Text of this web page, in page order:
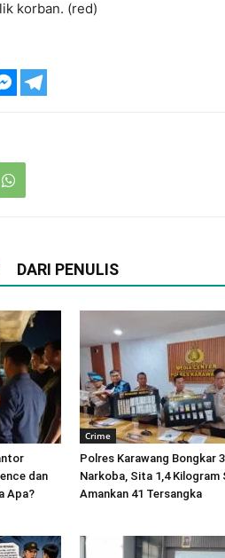
korban. (red)
DARI PENULIS
dan
Apa?
Crime
Polres Karawang Bongkar
Narkoba, Sita 1,4 Kilogram
Amankan 41 Tersangka